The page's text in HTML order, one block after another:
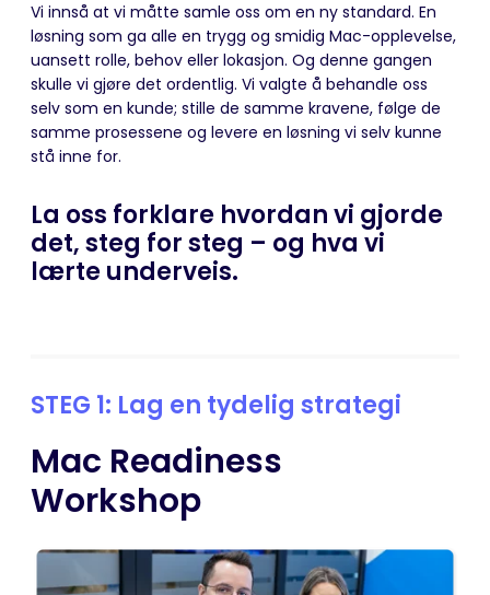
Vi innså at vi måtte samle oss om en ny standard. En
løsning som ga alle en trygg og smidig Mac-opplevelse,
uansett rolle, behov eller lokasjon. Og denne gangen
skulle vi gjøre det ordentlig. Vi valgte å behandle oss
selv som en kunde; stille de samme kravene, følge de
samme prosessene og levere en løsning vi selv kunne
stå inne for.
La oss forklare hvordan vi gjorde
det, steg for steg – og hva vi
lærte underveis.
STEG 1: Lag en tydelig strategi
Mac Readiness
Workshop